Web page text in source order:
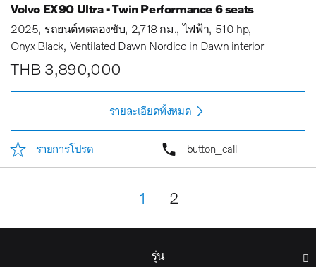
Volvo EX90 Ultra - Twin Performance 6 seats
2025 รถยนต์ทดลองขับ 2,718 กม. ไฟฟ้า 510 hp
Onyx Black Ventilated Dawn Nordico in Dawn interior
THB 3,890,000
รายละเอียดทั้งหมด
รายการโปรด button_call
1 2
รุ่น